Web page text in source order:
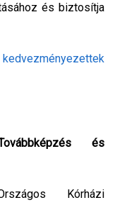
és biztosítja
és
Kórházi